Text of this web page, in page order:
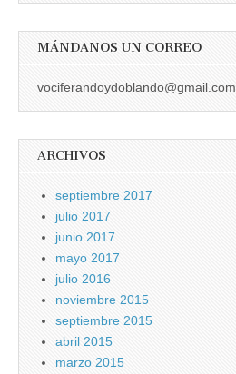
MÁNDANOS UN CORREO
vociferandoydoblando@gmail.com
ARCHIVOS
septiembre 2017
julio 2017
junio 2017
mayo 2017
julio 2016
noviembre 2015
septiembre 2015
abril 2015
marzo 2015